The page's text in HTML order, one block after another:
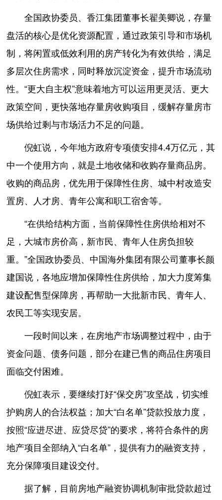
全国政协委员、香江集团董事长翟美卿说，存量
盘活的核心是优化资源配置，通过政策引导和市场机
制，将闲置或低效利用的房产转化为有效供给，满足
多层次住房需求，同时释放沉淀资金，提升市场流动
性。“更大自主权”意味着地方可以运用更灵活、更大
政策空间，更快落地存量房收购项目，缓解存量房市
场供给过剩与市场活力不足的问题。
倪虹说，今年地方政府专项债安排4.4万亿元，其
中一个使用方向，就是土地收储和收购存量商品房。
收购的商品房，优先用于保障性住房、城中村改造安
置房、人才房、青年公寓和职工宿舍等。
“在供给结构方面，当前保障性住房供给相对不
足，大城市房价高，新市民、青年人住房负担较
重。”全国政协委员、中国海外集团有限公司董事长颜
建国说，各地应增加保障性住房供给，加大力度筹集
建设配售型保障房，再帮助一大批新市民、青年人、
农民工等实现安居。
一段时间以来，在房地产市场调整过程中，由于
资金问题、债务问题，部分在建已售的商品住房项目
面临交付困难。
倪虹表示，要继续打好“保交房”攻坚战，切实维
护购房人的合法权益；加大“白名单”贷款投放力度，
按照“应进尽进、应贷尽贷”的要求，将符合条件的房
地产项目全部纳入“白名单”，提供有力的融资支持，
充分保障项目建设交付。
据了解，目前房地产融资协调机制审批贷款超过